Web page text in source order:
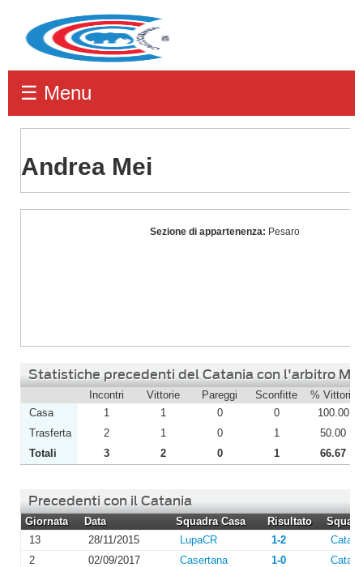
☰ Menu
Andrea Mei
Sezione di appartenenza: Pesaro
Statistiche precedenti del Catania con l'arbitro Mei
Incontri Vittorie Pareggi Sconfitte % Vittorie
Casa
1 1 0 0
100.00
Trasferta
2 1 0 1
50.00
Totali
3 2 0 1 66.67
Precedenti con il Catania
Giornata Data Squadra Casa Risultato
13
28/11/2015 LupaCR 1-2
2
02/09/2017 Casertana 1-0